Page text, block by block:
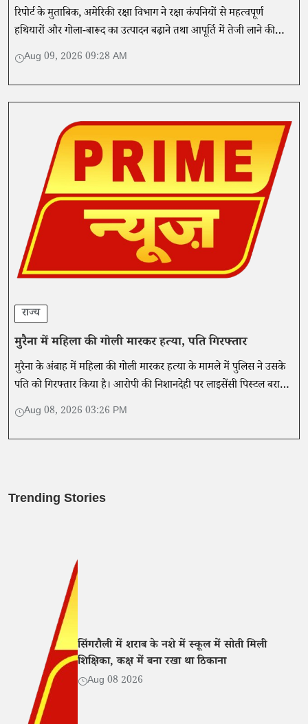
रिपोर्ट के मुताबिक, अमेरिकी रक्षा विभाग ने रक्षा कंपनियों से महत्वपूर्ण
हथियारों और गोला-बारूद का उत्पादन बढ़ाने तथा आपूर्ति में तेजी लाने की
योजना 21 दिनों में पेश करने को कहा है।
Aug 09, 2026 09:28 AM
राज्य
मुरैना में महिला की गोली मारकर हत्या, पति गिरफ्तार
मुरैना के अंबाह में महिला की गोली मारकर हत्या के मामले में पुलिस ने उसके
पति को गिरफ्तार किया है। आरोपी की निशानदेही पर लाइसेंसी पिस्टल बरामद
हुई।Aug 08, 2026 03:26 PM
Trending Stories
सिंगरौली में शराब के नशे में स्कूल में सोती मिली
शिक्षिका, कक्ष में बना रखा था ठिकाना
Aug 08 2026